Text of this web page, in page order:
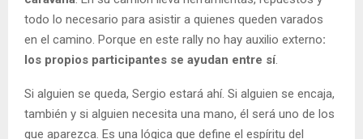
todo lo necesario para asistir a quienes queden varados
en el camino. Porque en este rally no hay auxilio externo:
los propios participantes se ayudan entre sí.
Si alguien se queda, Sergio estará ahí. Si alguien se encaja,
también y si alguien necesita una mano, él será uno de los
que aparezca. Es una lógica que define el espíritu del